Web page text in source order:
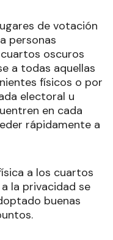
de votación
personas
oscuros
a todas aquellas
físicos o por
electoral u
en cada
rápidamente a
a los cuartos
la privacidad se
buenas